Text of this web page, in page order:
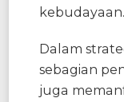
kebudayaan.
Dalam
sebagian
juga